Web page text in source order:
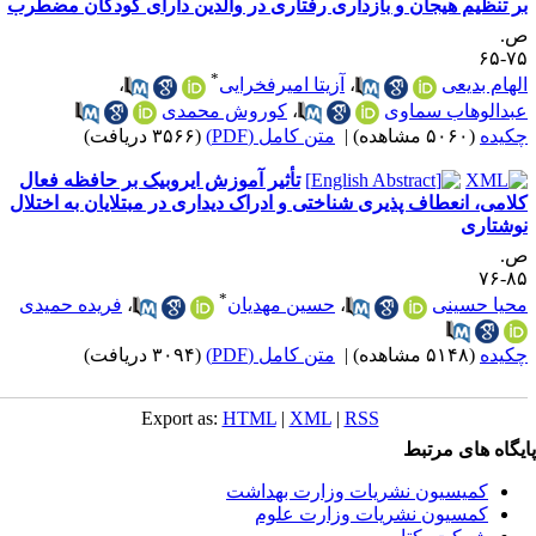
تنظیم هیجان و بازداری رفتاری در والدین دارای کودکان مضطرب
۶۵
بدیعی
،آزیتا امیرفخرایی
،
سماوی
،کوروش محمدی
(۵۰۶۰ مشاهده) | متن کامل (PDF) (۳۵۶۶ دریافت)
تأثیر آموزش ایروبیک بر حافظه فعال
انعطاف پذیری شناختی و ادراک دیداری در مبتلایان به اختلال
۷۶
حسینی
،حسین مهدیان * ،فریده حمیدی
(۵۱۴۸ مشاهده) | متن کامل (PDF) (۳۰۹۴ دریافت)
Export as:HTML |XML|RSS
های مرتبط
کمیسیون نشریات وزارت بهداشت
کمسیون نشریات وزارت علوم